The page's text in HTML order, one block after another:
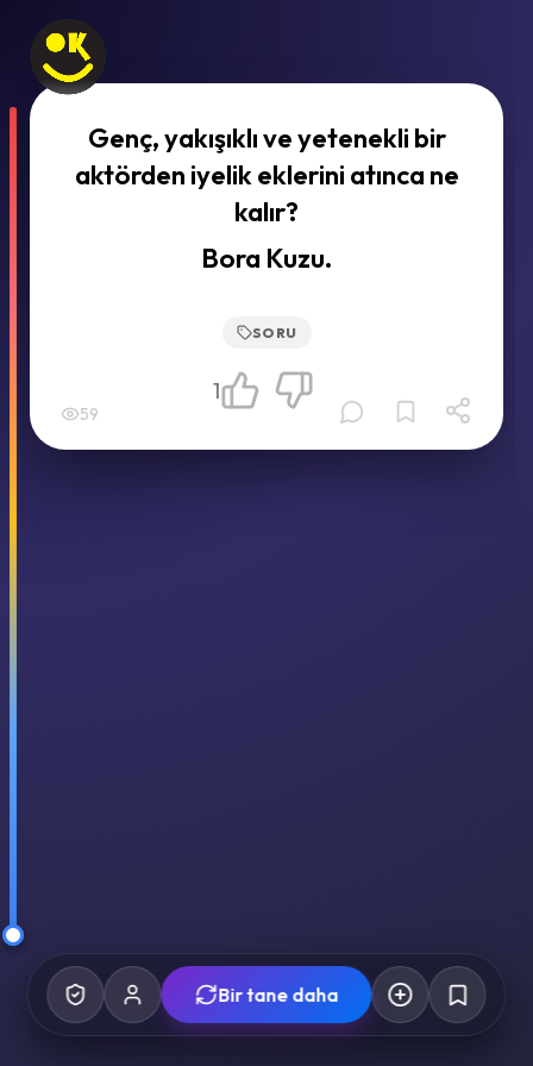
Genç, yakışıklı ve yetenekli bir
aktörden iyelik eklerini atınca ne
kalır?
Bora Kuzu.
SORU
59
1
Bir tane daha